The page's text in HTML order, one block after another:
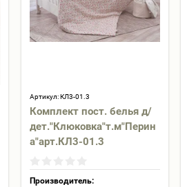
Артикул:КЛ3-01.3
Комплект пост. белья д/
дет."Клюковка"т.м"Перин
а"арт.КЛ3-01.3
Производитель: